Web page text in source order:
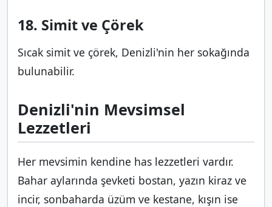
18. Simit ve Çörek
Sıcak simit ve çörek, Denizli'nin her sokağında
bulunabilir.
Denizli'nin Mevsimsel
Lezzetleri
Her mevsimin kendine has lezzetleri vardır.
Bahar aylarında şevketi bostan, yazın kiraz ve
incir, sonbaharda üzüm ve kestane, kışın ise